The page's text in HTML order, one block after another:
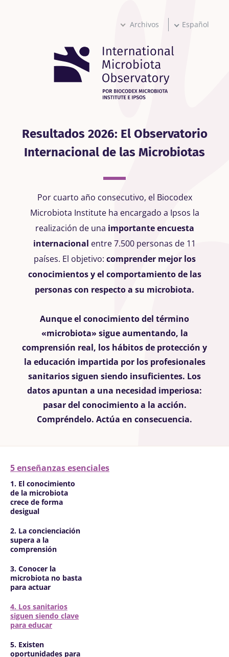
Archivos Español
Resultados 2026: El Observatorio
Internacional de las Microbiotas
Por cuarto año consecutivo, el Biocodex
Microbiota Institute ha encargado a Ipsos la
realización de una importante encuesta
internacional entre 7.500 personas de 11
países. El objetivo: comprender mejor los
conocimientos y el comportamiento de las
personas con respecto a su microbiota.
Aunque el conocimiento del término
«microbiota» sigue aumentando, la
comprensión real, los hábitos de protección y
la educación impartida por los profesionales
sanitarios siguen siendo insuficientes. Los
datos apuntan a una necesidad imperiosa:
pasar del conocimiento a la acción.
Compréndelo. Actúa en consecuencia.
5 enseñanzas esenciales
1. El conocimiento
de la microbiota
crece de forma
desigual
2. La concienciación
supera a la
comprensión
3. Conocer la
microbiota no basta
para actuar
4. Los sanitarios
siguen siendo clave
para educar
5. Existen
oportunidades para